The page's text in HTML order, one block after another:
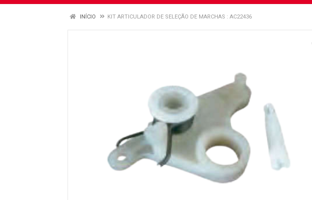
INÍCIO KIT ARTICULADOR DE SELEÇÃO DE MARCHAS : AC22436